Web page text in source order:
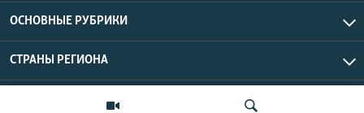
ОСНОВНЫЕ РУБРИКИ
СТРАНЫ РЕГИОНА
Азаттык Азия © 2026 RFE/RL, Inc. | Все права защищены.